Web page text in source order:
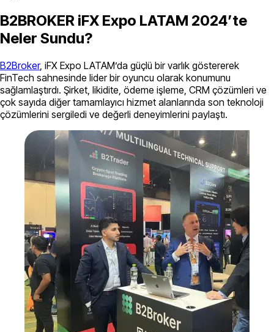
B2BROKER iFX Expo LATAM 2024’te
Neler Sundu?
B2Broker, iFX Expo LATAM’da güçlü bir varlık göstererek
FinTech sahnesinde lider bir oyuncu olarak konumunu
sağlamlaştırdı. Şirket, likidite, ödeme işleme, CRM çözümleri ve
çok sayıda diğer tamamlayıcı hizmet alanlarında son teknoloji
çözümlerini sergiledi ve değerli deneyimlerini paylaştı.